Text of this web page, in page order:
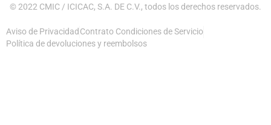
© 2022 CMIC / ICICAC, S.A. DE C.V., todos los derechos reservados.
Aviso de Privacidad Contrato Condiciones de Servicio
Política de devoluciones y reembolsos